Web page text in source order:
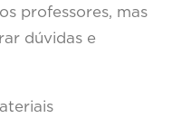
professores, mas
dúvidas e